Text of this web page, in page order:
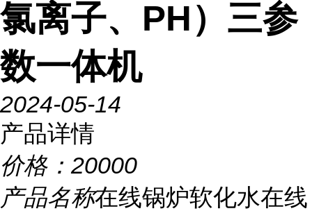
氯离子、PH）三参
数一体机
2024-05-14
产品详情
价格： 20000
产品名称在线锅炉软化水在线